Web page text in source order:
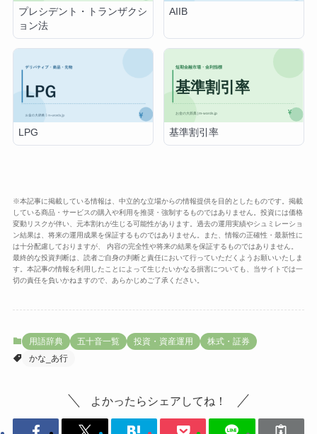
プレシデント・トランザクシ
ョン法
AIIB
LPG 基準割引率
※本記事に掲載している情報は、中立的な立場からの情報提供を目的としたものです。掲載
している商品・サービスの購入や利用を推奨・強制するものではありません。投資には価格
変動リスクが伴い、元本割れが生じる可能性があります。過去の運用実績やシュミレーショ
ン結果は、将来の運用成果を保証するものではありません。また、情報の正確性・最新性に
は十分配慮しておりますが、 内容の完全性や将来の結果を保証するものではありません。
最終的な投資判断は、読者ご自身の判断と責任において行っていただくようお願いいたしま
す。本記事の情報を利用したことによって生じたいかなる損害についても、当サイトでは一
切の責任を負いかねますので、あらかじめご了承ください。
用語辞典 五十音一覧 投資・資産運用
株式・証券
かな_あ行
よかったらシェアしてね！